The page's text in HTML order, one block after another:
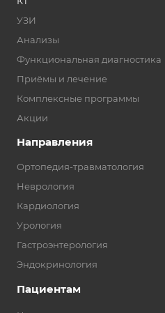
УЗИ
Анализы
Функциональная диагностика
Приёмы и лечение
Комплексные программы
Акции
Направления
Ортопедия-травматология
Неврология
Кардиология
Урология
Гастроэнтерология
Эндокринология
Пациентам